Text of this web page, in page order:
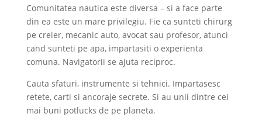
Comunitatea nautica este diversa – si a face parte
din ea este un mare privilegiu. Fie ca sunteti chirurg
pe creier, mecanic auto, avocat sau profesor, atunci
cand sunteti pe apa, impartasiti o experienta
comuna. Navigatorii se ajuta reciproc.
Cauta sfaturi, instrumente si tehnici. Impartasesc
retete, carti si ancoraje secrete. Si au unii dintre cei
mai buni potlucks de pe planeta.